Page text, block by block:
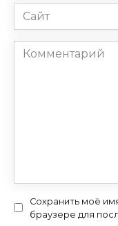
Сайт
Комментарий
Сохранить моё
браузере для